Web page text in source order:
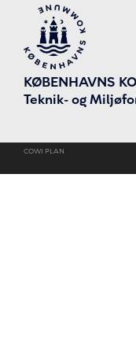
KØBENHAVNS
Teknik- og
COWI PLAN